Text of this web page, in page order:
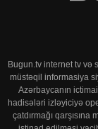
Bugun.tv internet tv və
müstəqil informasiya
Azərbaycanın
hadisələri izləyiciyə
çatdırmağı